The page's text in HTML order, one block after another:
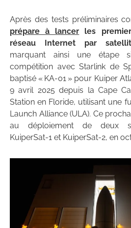
Après des tests préliminaires
prépare à lancer les
réseau Internet par
marquant ainsi une étape
compétition avec Starlink de
baptisé « KA-01 » pour Kuiper
9 avril 2025 depuis la Cape
Station en Floride, utilisant une
Launch Alliance (ULA). Ce
au déploiement de deux
KuiperSat-1 et KuiperSat-2, en